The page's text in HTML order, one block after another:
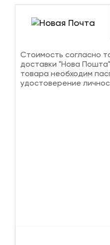
Стоимость согласно
доставки "Нова
товара необходим
удостоверение